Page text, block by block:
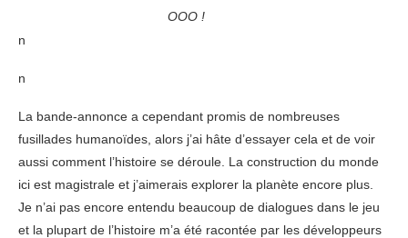
OOO !
n
n
La bande-annonce a cependant promis de nombreuses
fusillades humanoïdes, alors j’ai hâte d’essayer cela et de voir
aussi comment l’histoire se déroule. La construction du monde
ici est magistrale et j’aimerais explorer la planète encore plus.
Je n’ai pas encore entendu beaucoup de dialogues dans le jeu
et la plupart de l’histoire m’a été racontée par les développeurs